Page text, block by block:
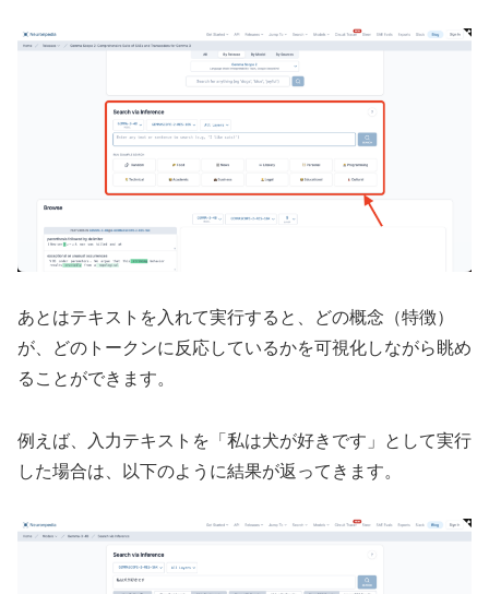
あとはテキストを入れて実行すると、どの概念（特徴）
が、どのトークンに反応しているかを可視化しながら眺め
ることができます。
例えば、入力テキストを「私は犬が好きです」として実行
した場合は、以下のように結果が返ってきます。